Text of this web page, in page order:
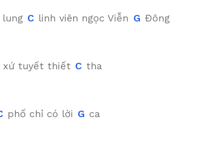
C linh viên ngọc Viễn G Đông
tuyết thiết C tha
phố chỉ có lời G ca